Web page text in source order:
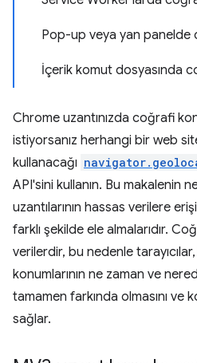
Pop-up veya yan panelde
İçerik komut dosyasında
Chrome uzantınızda coğrafi
istiyorsanız herhangi bir web
kullanacağı
API'sini kullanın. Bu makalenin
uzantılarının hassas verilere
farklı şekilde ele almalarıdır.
verilerdir, bu nedenle tarayıcılar,
konumlarının ne zaman ve
tamamen farkında olmasını ve
sağlar.